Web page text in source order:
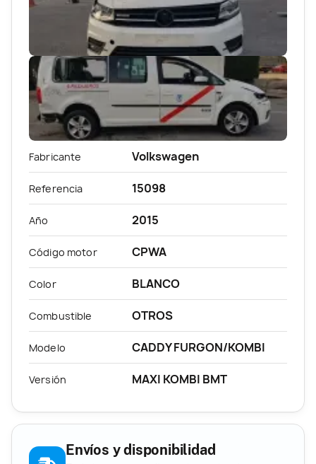
Fabricante Volkswagen
Referencia 15098
Año 2015
Código motor CPWA
Color BLANCO
Combustible OTROS
Modelo CADDY FURGON/KOMBI
Versión MAXI KOMBI BMT
Envíos y disponibilidad